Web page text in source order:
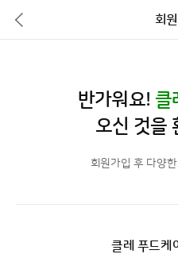
회
반가워요! 클
오신 것을
회원가입 후 다양
클레 푸드케